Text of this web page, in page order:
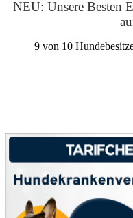
NEU: Unsere Besten
9 von 10